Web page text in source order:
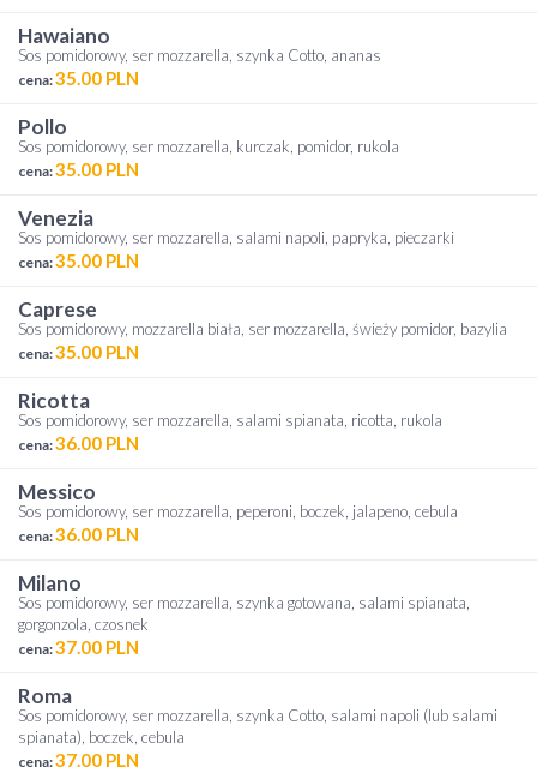
hawaiano
Sos pomidorowy, ser mozzarella, szynka Cotto, ananas
cena:35.00 PLN
pollo
Sos pomidorowy, ser mozzarella, kurczak, pomidor, rukola
cena:35.00 PLN
venezia
Sos pomidorowy, ser mozzarella, salami napoli, papryka, pieczarki
cena:35.00 PLN
caprese
Sos pomidorowy, mozzarella biała, ser mozzarella, świeży pomidor, bazylia
cena:35.00 PLN
ricotta
Sos pomidorowy, ser mozzarella, salami spianata, ricotta, rukola
cena:36.00 PLN
messico
Sos pomidorowy, ser mozzarella, peperoni, boczek, jalapeno, cebula
cena:36.00 PLN
milano
Sos pomidorowy, ser mozzarella, szynka gotowana, salami spianata,
gorgonzola, czosnek
cena:37.00 PLN
roma
Sos pomidorowy, ser mozzarella, szynka Cotto, salami napoli (lub salami
spianata), boczek, cebula
cena:37.00 PLN